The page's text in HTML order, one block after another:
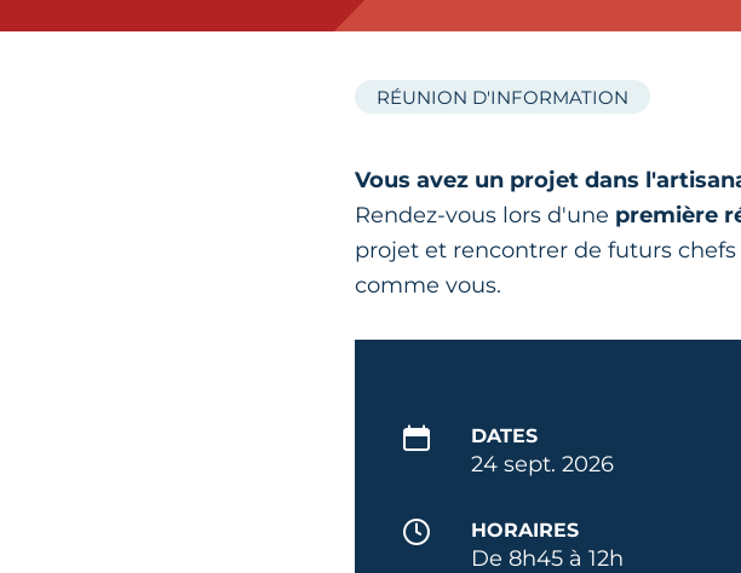
RÉUNION D'INFORMATION
Vous avez un projet dans
Rendez-vous lors d'une première
projet et rencontrer de futurs
comme vous.
DATES
24 sept. 2026
HORAIRES
De 8h45 à 12h